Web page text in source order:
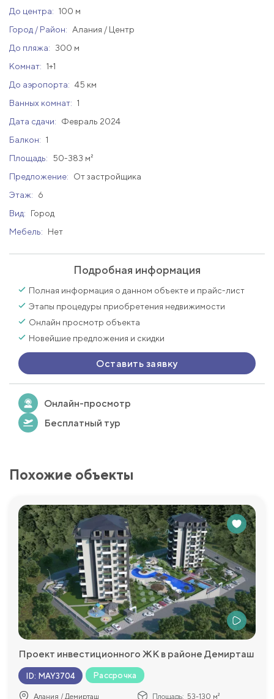
До центра: 100 м
Город / Район:
Алания / Центр
До пляжа:
300 м
Комнат: 1+1
До аэропорта: 45 км
Ванных комнат: 1
Дата сдачи:
Февраль 2024
Балкон: 1
Площадь:
50-383 м²
Предложение:
От застройщика
Этаж:
6
Вид:
Город
Мебель:
Нет
Подробная информация
Полная информация о данном объекте и прайс-лист
Этапы процедуры приобретения недвижимости
Онлайн просмотр объекта
Новейшие предложения и скидки
Оставить заявку
Онлайн-просмотр
Бесплатный тур
Похожие объекты
Проект инвестиционного ЖК в районе Демирташ
ID: MAY3704 Рассрочка
Алания / Демирташ Площадь: 53-130 м²